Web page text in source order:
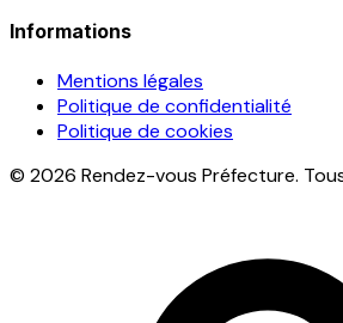
Informations
Mentions légales
Politique de confidentialité
Politique de cookies
© 2026 Rendez-vous Préfecture.